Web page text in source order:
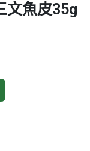
文魚皮35g